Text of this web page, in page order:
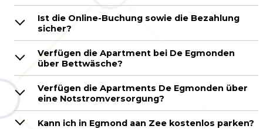
Ist die Online-Buchung sowie die Bezahlung
sicher?
Verfügen die Apartment bei De Egmonden
über Bettwäsche?
Verfügen die Apartments De Egmonden über
eine Notstromversorgung?
Kann ich in Egmond aan Zee kostenlos parken?